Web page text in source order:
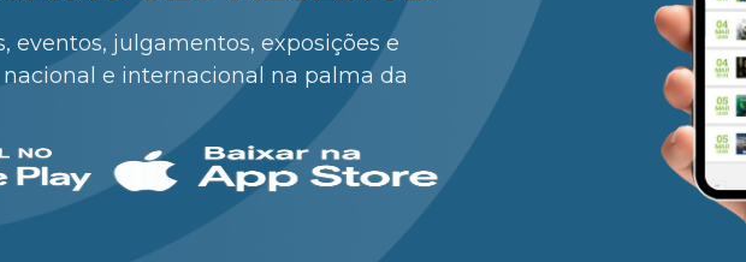
eventos, julgamentos, exposições e
e internacional na palma da